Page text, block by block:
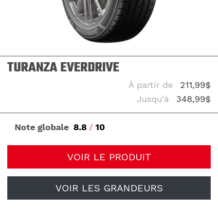
TURANZA EVERDRIVE
À partir de
211,99$
Jusqu'à
348,99$
Note globale 8.8 / 10
VOIR LE PRODUIT
VOIR LES GRANDEURS